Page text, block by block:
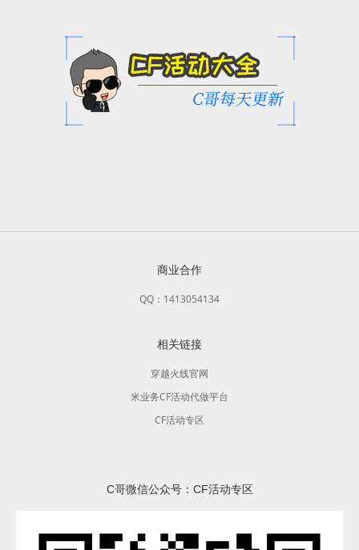
商业合作
QQ：1413054134
相关链接
穿越火线官网
米业务CF活动代做平台
CF活动专区
C哥微信公众号：CF活动专区